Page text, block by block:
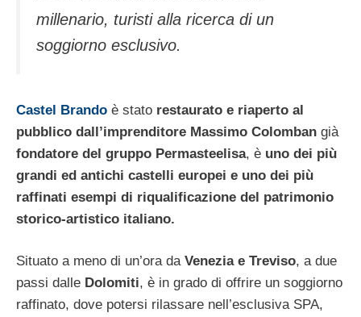
millenario, turisti alla ricerca di un
soggiorno esclusivo.
Castel Brando è stato restaurato e riaperto al
pubblico dall’imprenditore Massimo Colomban già
fondatore del gruppo Permasteelisa, è uno dei più
grandi ed antichi castelli europei e uno dei più
raffinati esempi di riqualificazione del patrimonio
storico-artistico italiano.
Situato a meno di un’ora da Venezia e Treviso, a due
passi dalle Dolomiti, è in grado di offrire un soggiorno
raffinato, dove potersi rilassare nell’esclusiva SPA,